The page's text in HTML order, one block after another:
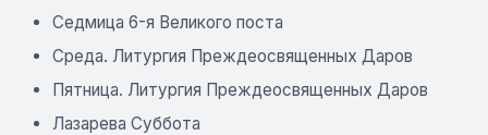
Седмица 6-я Великого поста
Среда. Литургия Преждеосвященных Даров
Пятница. Литургия Преждеосвященных Даров
Лазарева Суббота